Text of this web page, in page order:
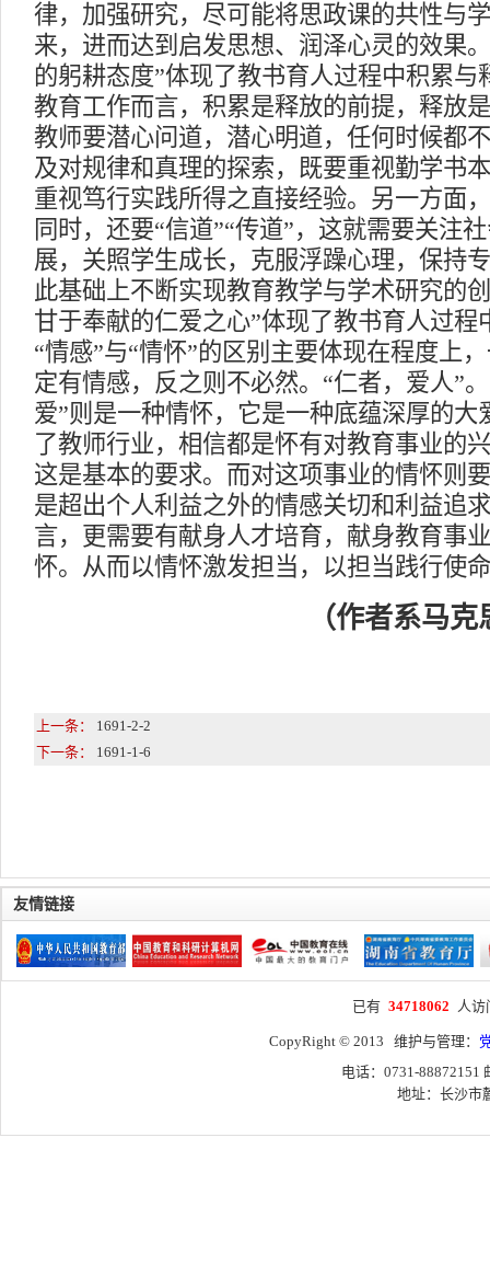
律，加强研究，尽可能将思政课的共性与
来，进而达到启发思想、润泽心灵的效果
的躬耕态度”体现了教书育人过程中积累与
教育工作而言，积累是释放的前提，释放
教师要潜心问道，潜心明道，任何时候都
及对规律和真理的探索，既要重视勤学书
重视笃行实践所得之直接经验。另一方面
同时，还要“信道”“传道”，这就需要关注
展，关照学生成长，克服浮躁心理，保持
此基础上不断实现教育教学与学术研究的
甘于奉献的仁爱之心”体现了教书育人过程
“情感”与“情怀”的区别主要体现在程度上
定有情感，反之则不必然。“仁者，爱人”
爱”则是一种情怀，它是一种底蕴深厚的大
了教师行业，相信都是怀有对教育事业的
这是基本的要求。而对这项事业的情怀则
是超出个人利益之外的情感关切和利益追
言，更需要有献身人才培育，献身教育事
怀。从而以情怀激发担当，以担当践行使
（作者系马
上一条： 1691-2-2
下一条： 1691-1-6
友情链接
已有 34718062 人
CopyRight © 2013 维护与管理：
电话：0731-88872151
地址：长沙市